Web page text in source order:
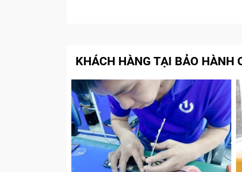
KHÁCH HÀNG TẠI BẢO HÀNH